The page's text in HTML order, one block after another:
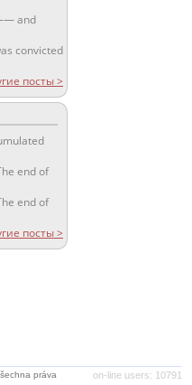
and
convicted
посты >
end of
end of
посты >
on-line users: 10791
práva